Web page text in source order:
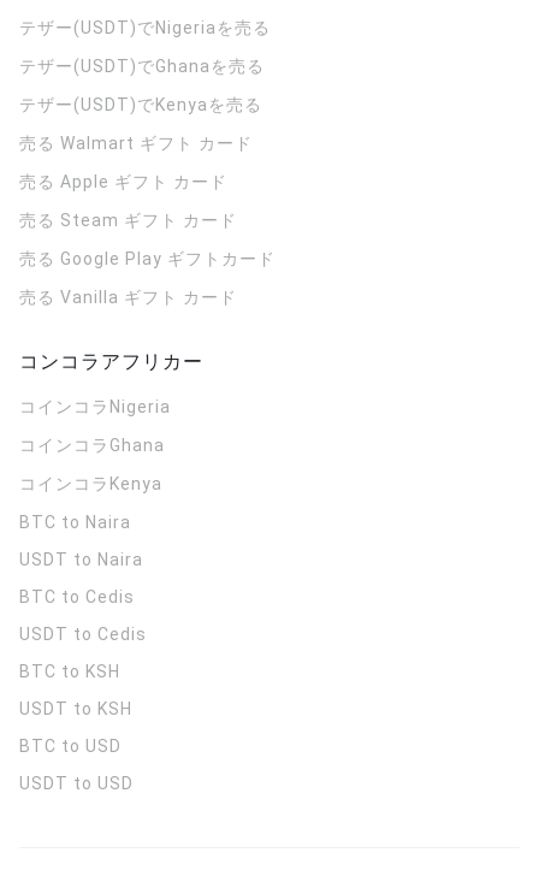
テザー(USDT)でNigeriaを売る
テザー(USDT)でGhanaを売る
テザー(USDT)でKenyaを売る
売る Walmart ギフト カード
売る Apple ギフト カード
売る Steam ギフト カード
売る Google Play ギフトカード
売る Vanilla ギフト カード
コンコラアフリカー
コインコラ Nigeria
コインコラ Ghana
コインコラ Kenya
BTC to Naira
USDT to Naira
BTC to Cedis
USDT to Cedis
BTC to KSH
USDT to KSH
BTC to USD
USDT to USD